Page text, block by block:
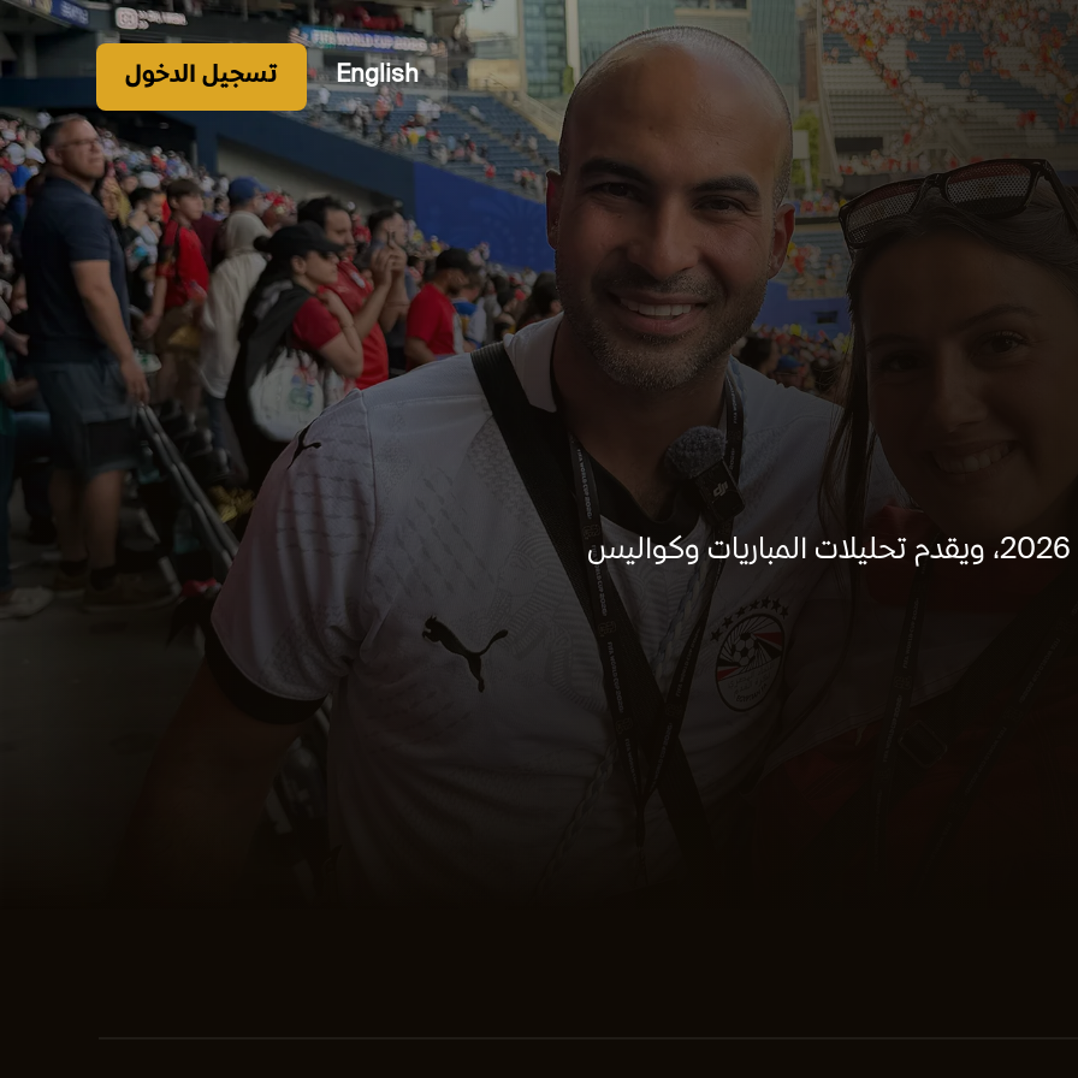
English تسجيل الدخول
برنامج رياضي يومي يغطي كأس العالم 2026، ويقدم تحليلات المباريات وكواليس